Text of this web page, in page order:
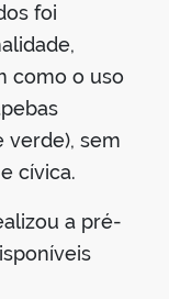
foi
como o uso
verde), sem
cívica.
a pré-